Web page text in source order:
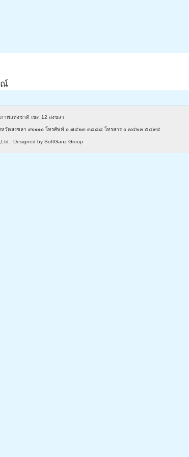
ณ์
าพแห่งชาติ เขต 12 สงขลา
หวัดสงขลา ๙๐๑๑๐ โทรศัพท์ ๐ ๗๔๒๓ ๓๘๘๘ โทรสาร ๐ ๗๔๒๓ ๕๔๙๔
. Designed by SoftGanz Group